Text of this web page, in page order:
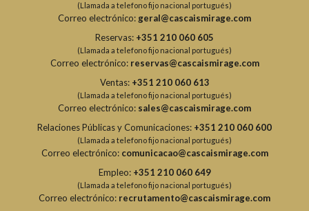
(Llamada a telefono fijo nacional portugués)
Correo electrónico:geral@cascaismirage.com
Reservas: +351 210 060 605
(Llamada a telefono fijo nacional portugués)
Correo electrónico: reservas@cascaismirage.com
Ventas: +351 210 060 613
(Llamada a telefono fijo nacional portugués)
Correo electrónico: sales@cascaismirage.com
Relaciones Públicas y Comunicaciones: +351 210 060 600
(Llamada a telefono fijo nacional portugués)
Correo electrónico: comunicacao@cascaismirage.com
Empleo: +351 210 060 649
(Llamada a telefono fijo nacional portugués)
Correo electrónico: recrutamento@cascaismirage.com